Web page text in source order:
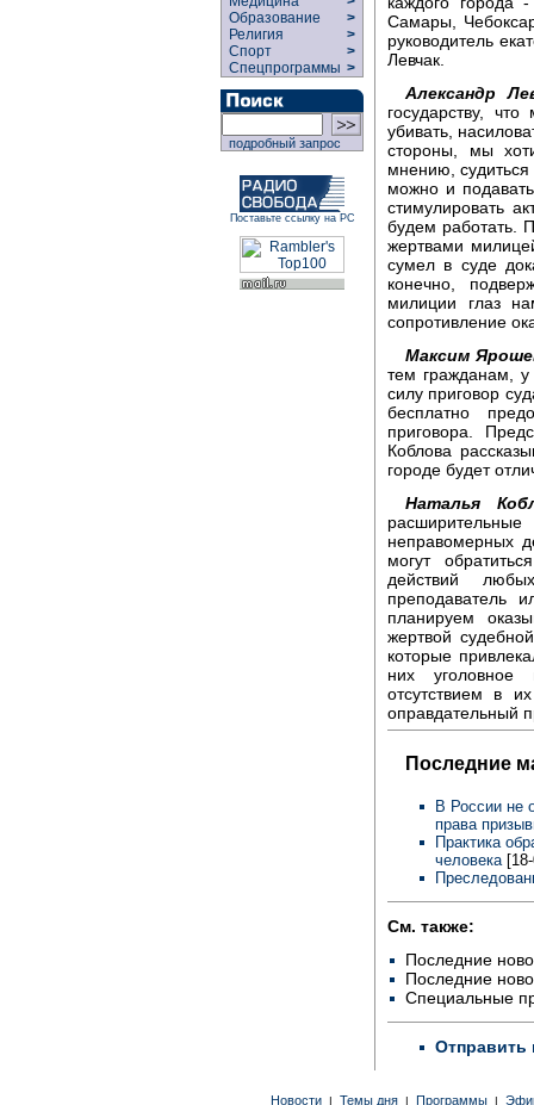
Образование
>
Религия
>
Спорт
>
Спецпрограммы >
подробный запрос
Поставьте ссылку на РС
Самары,
руководитель
Левчак.
Александр
государству,
убивать,
стороны, мы
мнению,
можно и
стимулировать
будем работать.
жертвами
сумел в суде
конечно,
милиции глаз
сопротивление
Максим
тем гражданам, у
силу приговор
бесплатно
приговора.
Коблова
городе будет
Наталья
неправомерных
могут
действий
преподаватель
планируем
жертвой
которые
них
отсутствием в
оправдательный
Последние
В России не
права
Практика
человека
См. также:
Последние
Последние
Специальные
Отправить
Новости | Темы дня | Программы |